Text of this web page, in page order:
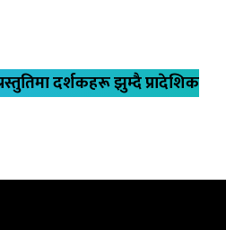
दर्शकहरू झुम्दै प्रादेशिक